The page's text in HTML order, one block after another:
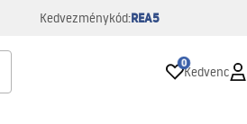
Kedvezménykód:REA5
0
Kedvenc